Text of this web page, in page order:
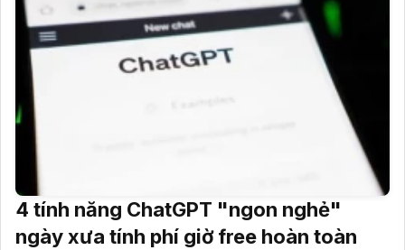
4 tính năng ChatGPT "ngon nghẻ"
ngày xưa tính phí giờ free hoàn toàn